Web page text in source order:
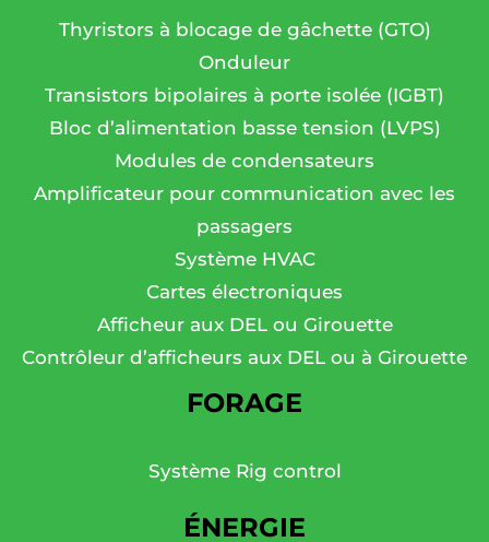
Thyristors à blocage de gâchette (GTO)
Onduleur
Transistors bipolaires à porte isolée (IGBT)
Bloc d’alimentation basse tension (LVPS)
Modules de condensateurs
Amplificateur pour communication avec les
passagers
Système HVAC
Cartes électroniques
Afficheur aux DEL ou Girouette
Contrôleur d’afficheurs aux DEL ou à Girouette
FORAGE
Système Rig control
ÉNERGIE